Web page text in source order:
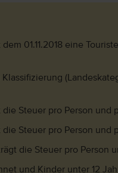
01.11.2018 eine
Steuer pro Person und
Steuer pro Person und
die Steuer pro Person
und Kinder unter 12